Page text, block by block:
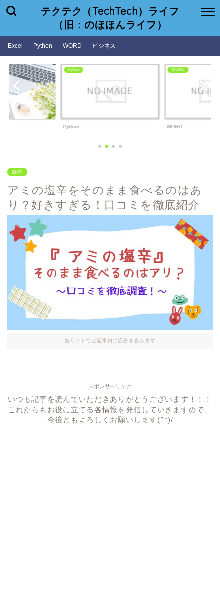
テクテク（TechTech）ライフ
（旧：のほほんライフ）
Excel Python WORD ビジネス
Python
Python
WORD
WORD
雑学
アミの塩辛をそのまま食べるのはあ
り？好きすぎる！口コミを徹底紹介
当サイトでは記事内に広告を含みます
スポンサーリンク
いつも記事を読んでいただきありがとうございます！！！
これからもお役に立てる各情報を発信していきますので、
今後ともよろしくお願いします(^^)/